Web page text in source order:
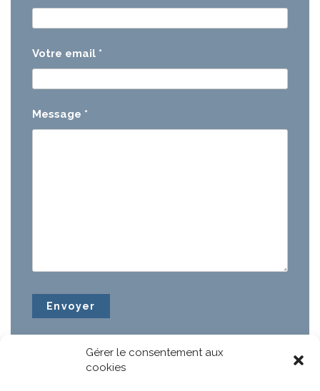
Gérer le consentement aux
cookies
Votre email *
Message *